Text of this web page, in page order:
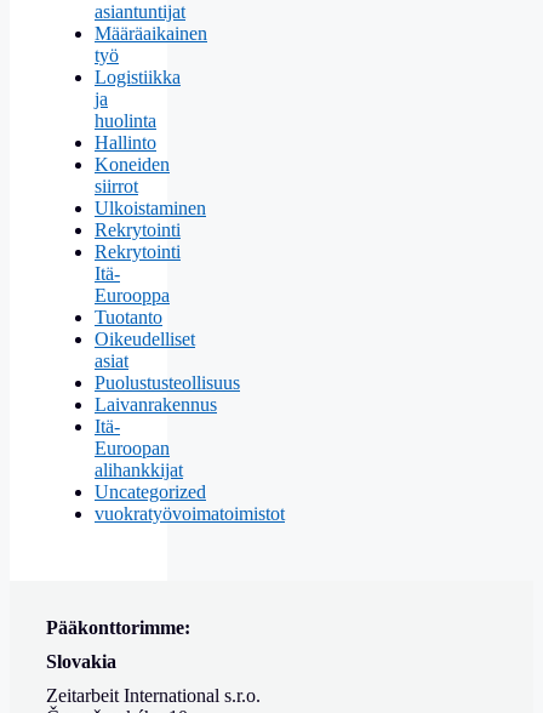
asiantuntijat
Määräaikainen
työ
Logistiikka
ja
huolinta
Hallinto
Koneiden
siirrot
Ulkoistaminen
Rekrytointi
Rekrytointi
Itä-
Eurooppa
Tuotanto
Oikeudelliset
asiat
Puolustusteollisuus
Laivanrakennus
Itä-
Euroopan
alihankkijat
Uncategorized
vuokratyövoimatoimistot
Pääkonttorimme:
Slovakia
Zeitarbeit International s.r.o.